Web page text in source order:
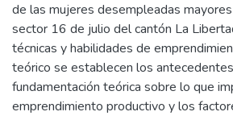
de las mujeres desempleadas
sector 16 de julio del cantón La
técnicas y habilidades de
teórico se establecen los
fundamentación teórica sobre lo que
emprendimiento productivo y los